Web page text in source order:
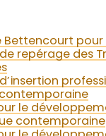
Bettencourt
repérage des
le
contemporaine